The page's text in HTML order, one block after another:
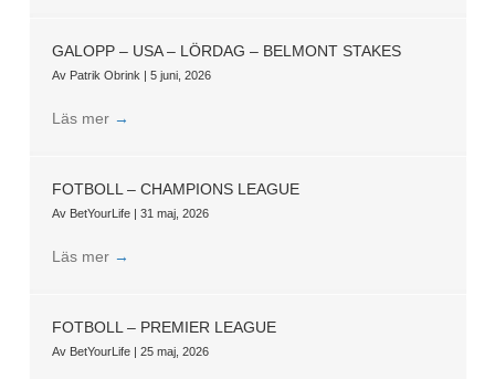
GALOPP – USA – LÖRDAG – BELMONT STAKES
Av Patrik Obrink | 5 juni, 2026
Läs mer →
FOTBOLL – CHAMPIONS LEAGUE
Av BetYourLife | 31 maj, 2026
Läs mer →
FOTBOLL – PREMIER LEAGUE
Av BetYourLife | 25 maj, 2026